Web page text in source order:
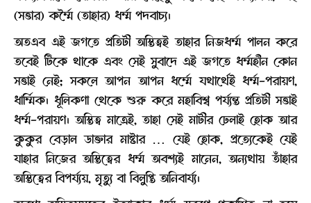
(সত্তার) কর্ম্মৈ (তাহার) ধর্ম্ম পদবাচ্য।
অতএব এই জগতে প্রতিটী অস্তিত্বই তাহার নিজধর্ম্ম পালন করে
তবেই টিকে থাকে এবং সেই সুবাদে এই জগতে ধর্ম্মহীন কোন
সত্তাই নেই; সকলে আপন আপন ধর্ম্মে যথার্থেই ধর্ম্ম-পরায়ণ,
ধার্ম্মিক। ধূলিকণা থেকে শুরু করে মহাবিশ্ব পর্য্যন্ত প্রতিটী সত্তাই
ধর্ম্ম-পরায়ণ। অস্তিত্ব মাত্রেই, তাহা সেই মাটীর ঢেলাই হোক আর
কুকুর বেড়াল ডাক্তার মাষ্টার … যেই হোক, প্রত্যেকেই যেই
যাহার নিজের অস্তিত্বের ধর্ম্ম অবশ্যই মানেন, অন্যথায় তাঁহার
অস্তিত্বের বিপর্য্যয়, মৃত্যু বা বিলুপ্তি অনিবার্য্য।